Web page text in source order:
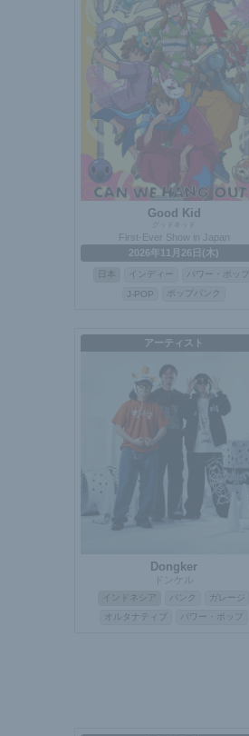
Good Kid
First-Ever Show in Japan
2026年11月26日(木)
インディー
パワー・ポップ
J-POP
ポップパンク
アーティスト
Dongker
ドンケル
インドネシア パンク
ガレージ
オルタナティブ
パワー・ポップ